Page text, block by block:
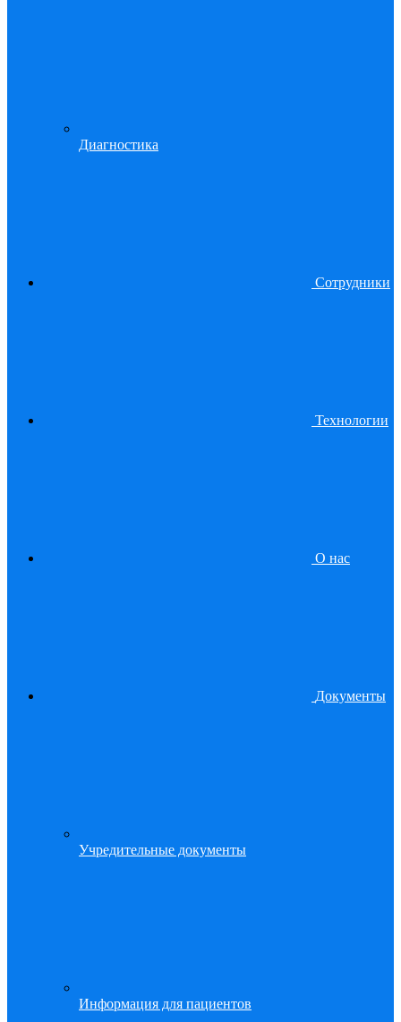
Диагностика
Сотрудники
Технологии
О нас
Документы
Учредительные документы
Информация для пациентов